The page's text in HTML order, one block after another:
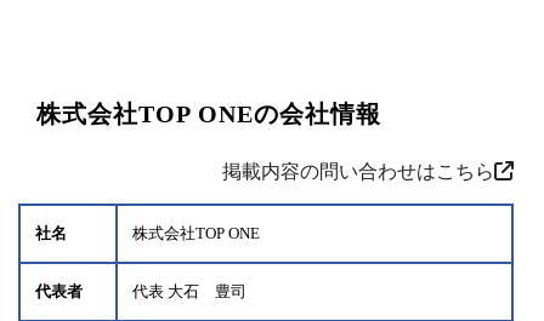
株式会社TOP ONEの会社情報
掲載内容の問い合わせはこちら
社名 株式会社TOP ONE
代表者 代表 大石 豊司